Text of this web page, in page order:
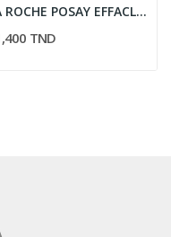
LA ROCHE POSAY EFFACLAR DUO +M SOIN ANTI...
TND